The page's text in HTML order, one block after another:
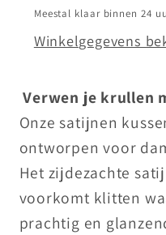
Meestal klaar binnen 24
Winkelgegevens
Verwen je krullen
Onze satijnen
ontworpen voor
Het zijdezachte
voorkomt klitten
prachtig en